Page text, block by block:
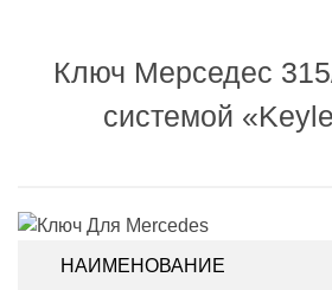
Ключ Мерседес
системой
НАИМЕНОВАНИЕ